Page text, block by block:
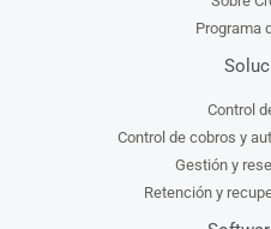
Programa
Control
Control de cobros y
Gestión y
Retención y